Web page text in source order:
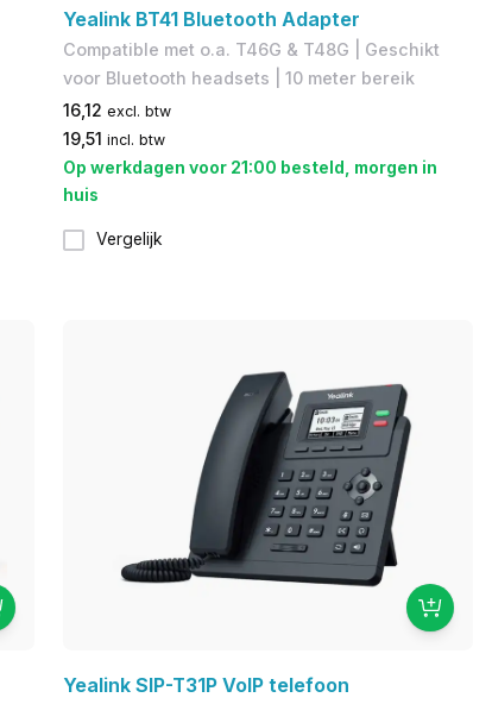
Yealink BT41 Bluetooth Adapter
Compatible met o.a. T46G & T48G | Geschikt
voor Bluetooth headsets | 10 meter bereik
16,12 excl. btw
19,51 incl. btw
Op werkdagen voor 21:00 besteld, morgen in
huis
Vergelijk
Yealink SIP-T31P VoIP telefoon